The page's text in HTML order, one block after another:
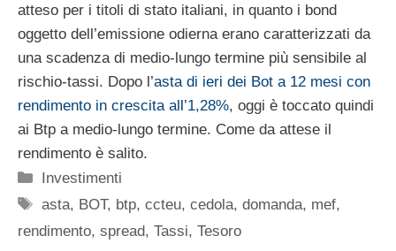
atteso per i titoli di stato italiani, in quanto i bond
oggetto dell’emissione odierna erano caratterizzati da
una scadenza di medio-lungo termine più sensibile al
rischio-tassi. Dopo l’asta di ieri dei Bot a 12 mesi con
rendimento in crescita all’1,28%, oggi è toccato quindi
ai Btp a medio-lungo termine. Come da attese il
rendimento è salito.
Categorie
Investimenti
Tag
asta, BOT, btp,ccteu,cedola,domanda, mef,
rendimento, spread, Tassi, Tesoro